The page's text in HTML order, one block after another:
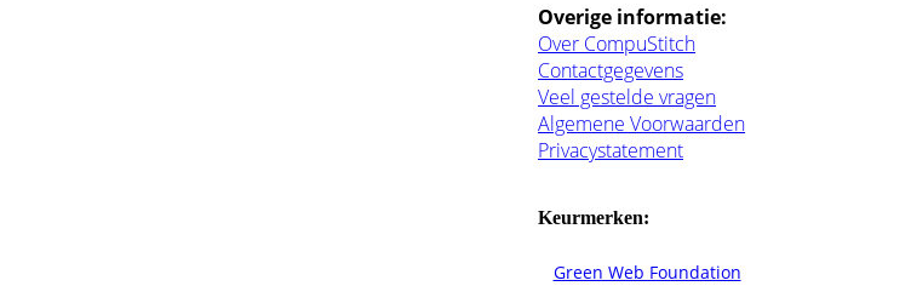
Overige informatie:
Over CompuStitch
Contactgegevens
Veel gestelde vragen
Algemene Voorwaarden
Privacystatement
Keurmerken:
Green Web Foundation